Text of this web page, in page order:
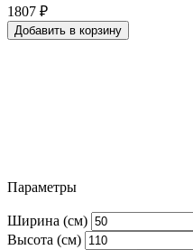
1807 ₽
Добавить в корзину
Параметры
Ширина (см)
Высота (см)